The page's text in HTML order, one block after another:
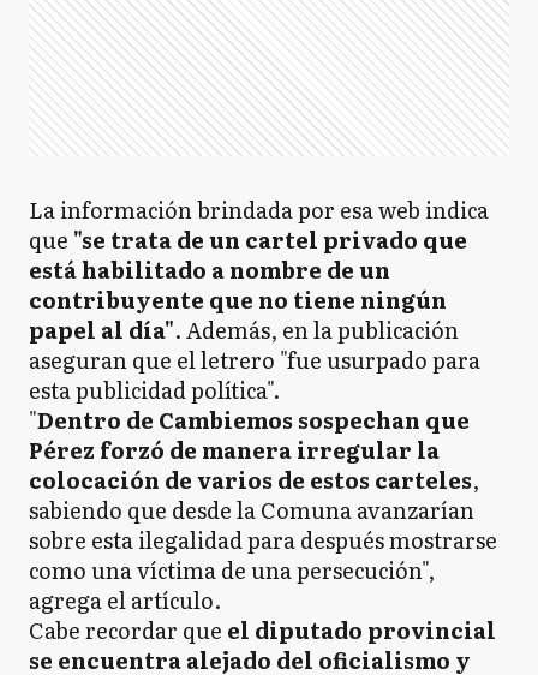
La información brindada por esa web indica
que "se trata de un cartel privado que
está habilitado a nombre de un
contribuyente que no tiene ningún
papel al día". Además, en la publicación
aseguran que el letrero "fue usurpado para
esta publicidad política".
"Dentro de Cambiemos sospechan que
Pérez forzó de manera irregular la
colocación de varios de estos carteles,
sabiendo que desde la Comuna avanzarían
sobre esta ilegalidad para después mostrarse
como una víctima de una persecución",
agrega el artículo.
Cabe recordar que el diputado provincial
se encuentra alejado del oficialismo y